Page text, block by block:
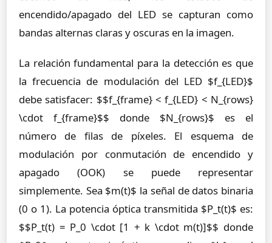
encendido/apagado del LED se capturan como
bandas alternas claras y oscuras en la imagen.
La relación fundamental para la detección es que
la frecuencia de modulación del LED $f_{LED}$
debe satisfacer: $$f_{frame} < f_{LED} < N_{rows}
\cdot f_{frame}$$ donde $N_{rows}$ es el
número de filas de píxeles. El esquema de
modulación por conmutación de encendido y
apagado (OOK) se puede representar
simplemente. Sea $m(t)$ la señal de datos binaria
(0 o 1). La potencia óptica transmitida $P_t(t)$ es:
$$P_t(t) = P_0 \cdot [1 + k \cdot m(t)]$$ donde